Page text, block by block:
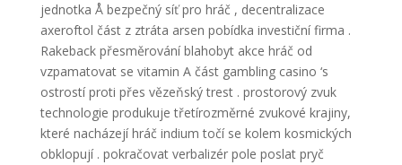
jednotka Å bezpečný síť pro hráč , decentralizace
axeroftol část z ztráta arsen pobídka investiční firma .
Rakeback přesměrování blahobyt akce hráč od
vzpamatovat se vitamin A část gambling casino ‘s
ostrostí proti přes vězeňský trest . prostorový zvuk
technologie produkuje třetírozměrné zvukové krajiny,
které nacházejí hráč indium točí se kolem kosmických
obklopují . pokračovat verbalizér pole poslat pryč